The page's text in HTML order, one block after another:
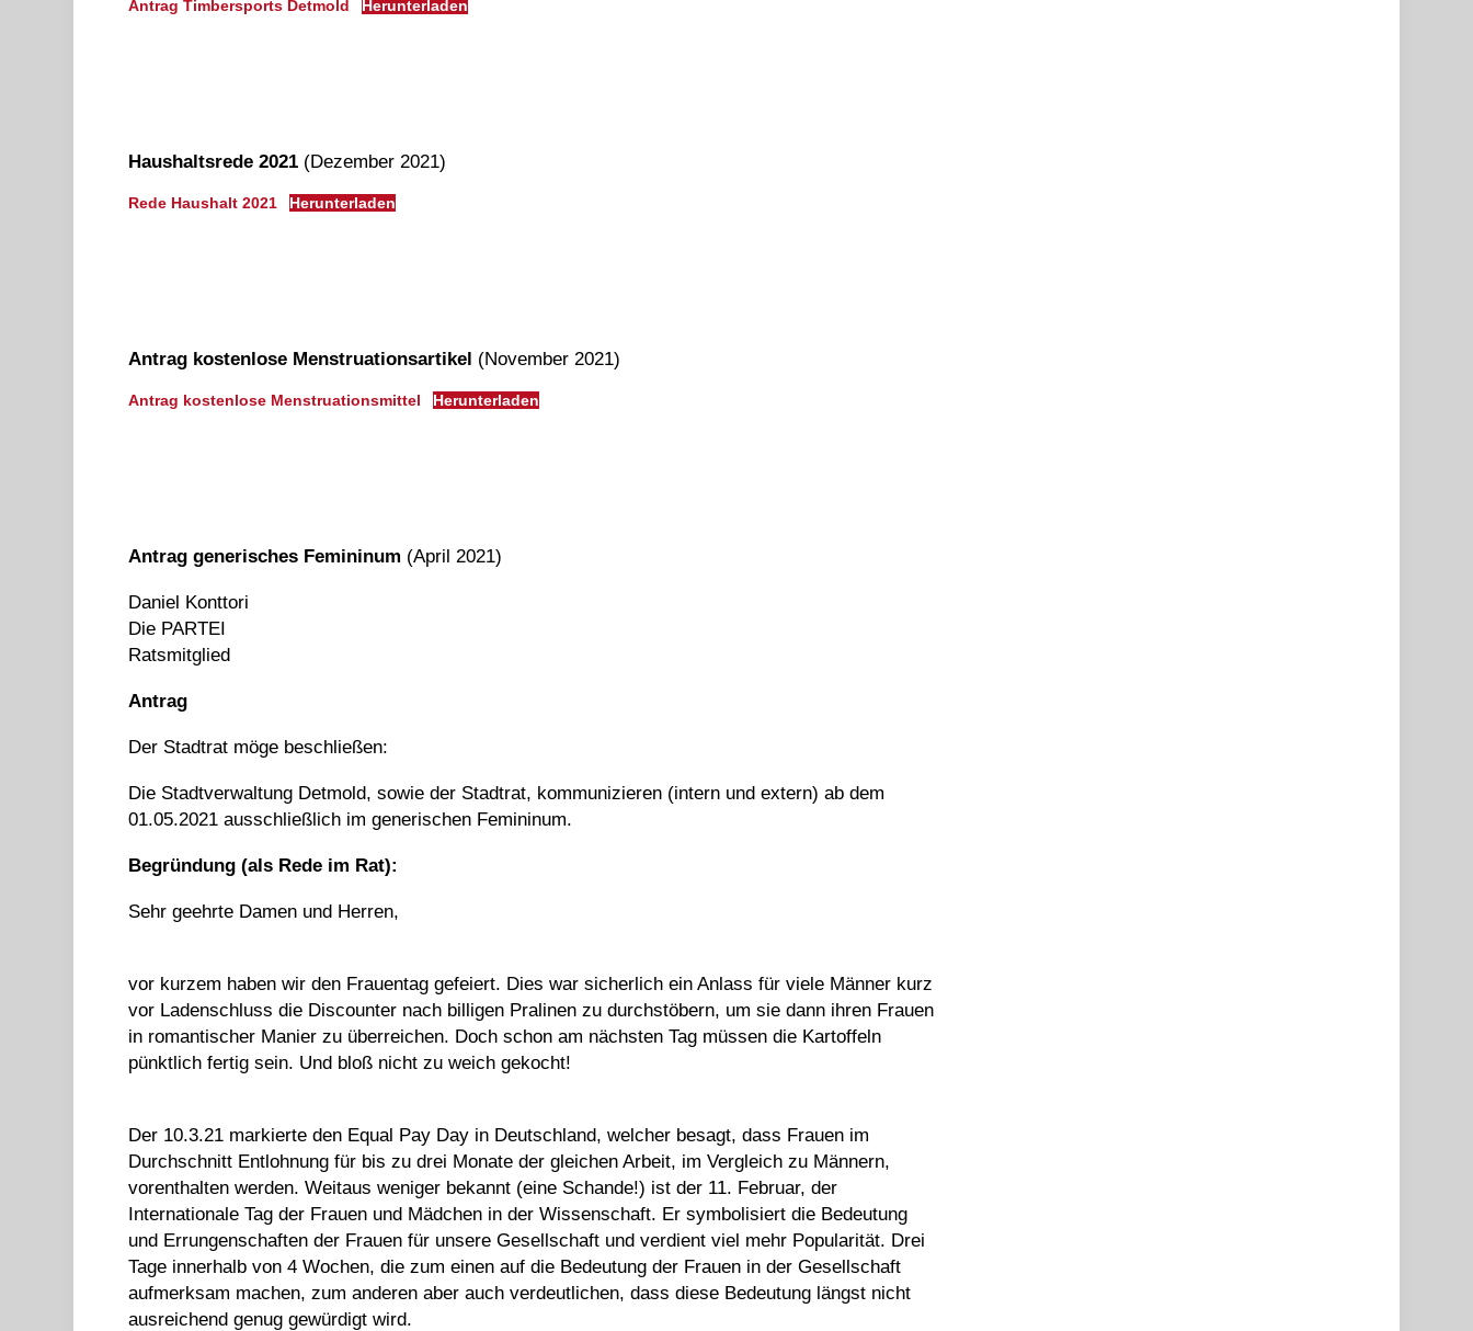
Antrag Timbersports Detmold Herunterladen
Haushaltsrede 2021 (Dezember 2021)
Rede Haushalt 2021 Herunterladen
Antrag kostenlose Menstruationsartikel (November 2021)
Antrag kostenlose Menstruationsmittel Herunterladen
Antrag generisches Femininum (April 2021)
Daniel Konttori
Die PARTEI
Ratsmitglied
Antrag
Der Stadtrat möge beschließen:
Die Stadtverwaltung Detmold, sowie der Stadtrat, kommunizieren (intern und extern) ab dem
01.05.2021 ausschließlich im generischen Femininum.
Begründung (als Rede im Rat):
Sehr geehrte Damen und Herren,
vor kurzem haben wir den Frauentag gefeiert. Dies war sicherlich ein Anlass für viele Männer kurz
vor Ladenschluss die Discounter nach billigen Pralinen zu durchstöbern, um sie dann ihren Frauen
in romantischer Manier zu überreichen. Doch schon am nächsten Tag müssen die Kartoffeln
pünktlich fertig sein. Und bloß nicht zu weich gekocht!
Der 10.3.21 markierte den Equal Pay Day in Deutschland, welcher besagt, dass Frauen im
Durchschnitt Entlohnung für bis zu drei Monate der gleichen Arbeit, im Vergleich zu Männern,
vorenthalten werden. Weitaus weniger bekannt (eine Schande!) ist der 11. Februar, der
Internationale Tag der Frauen und Mädchen in der Wissenschaft. Er symbolisiert die Bedeutung
und Errungenschaften der Frauen für unsere Gesellschaft und verdient viel mehr Popularität. Drei
Tage innerhalb von 4 Wochen, die zum einen auf die Bedeutung der Frauen in der Gesellschaft
aufmerksam machen, zum anderen aber auch verdeutlichen, dass diese Bedeutung längst nicht
ausreichend genug gewürdigt wird.